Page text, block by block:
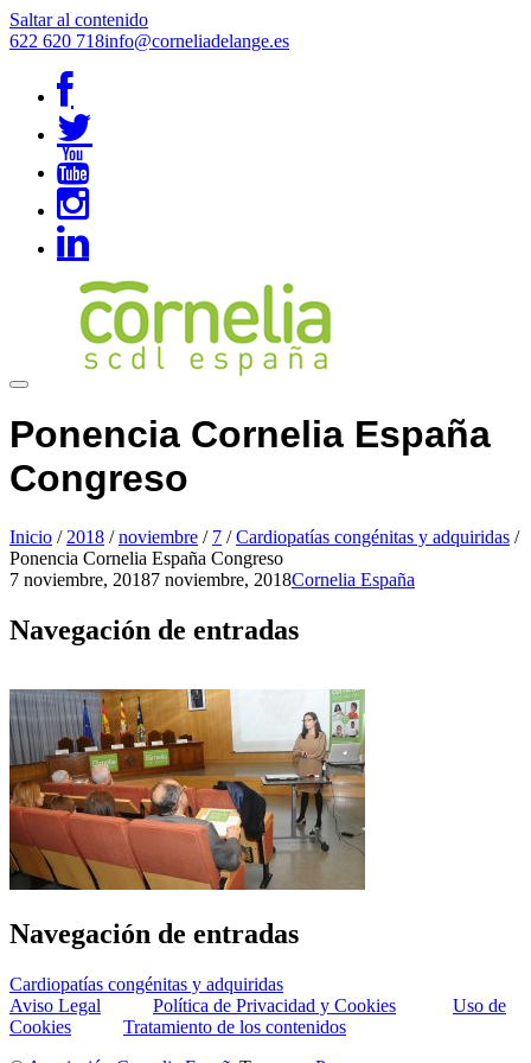
Saltar al contenido
622 620 718info@corneliadelange.es
Ponencia Cornelia España
Congreso
Inicio / 2018 / noviembre / 7 / Cardiopatías congénitas y adquiridas /
Ponencia Cornelia España Congreso
7 noviembre, 20187 noviembre, 2018Cornelia España
Navegación de entradas
Navegación de entradas
Cardiopatías congénitas y adquiridas
Aviso Legal
Política de Privacidad y Cookies
Uso de
Cookies
Tratamiento de los contenidos